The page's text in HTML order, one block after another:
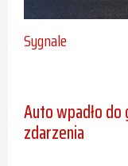
Sygnale
Auto wpadło do
zdarzenia